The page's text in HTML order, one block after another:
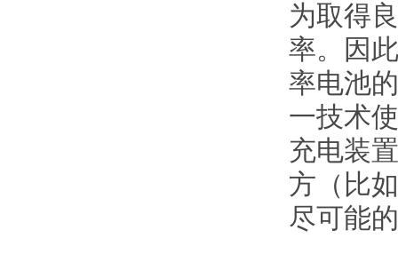
为取得
率。因
率电池
一技术
充电装
方（比
尽可能